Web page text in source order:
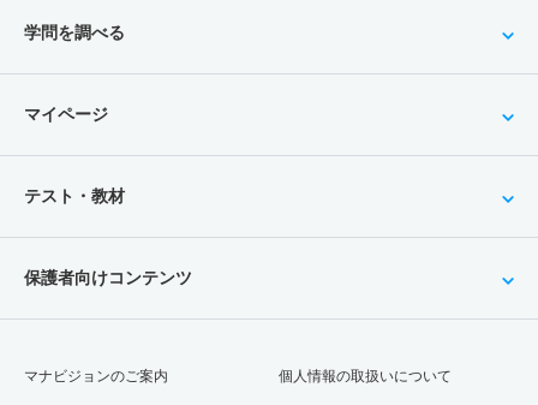
学問を調べる
マイページ
テスト・教材
保護者向けコンテンツ
マナビジョンのご案内 個人情報の取扱いについて